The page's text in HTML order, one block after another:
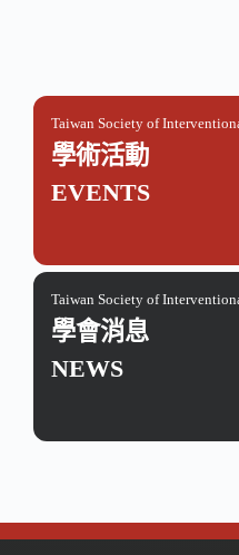
Taiwan Society of
學術活動
EVENTS
Taiwan Society of
學會消息
NEWS